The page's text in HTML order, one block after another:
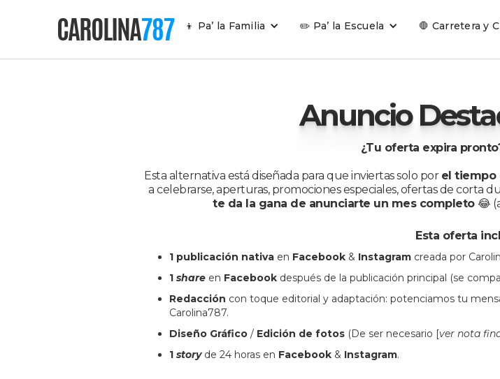
CAROLINA787 👦 Pa’ la Familia ✏️ Pa’ la Escuela 🛑 Carretera y
Anuncio
¿Tu oferta expira
Esta alternativa está diseñada para que inviertas solo por el tiempo
a celebrarse, aperturas, promociones especiales, ofertas de corta
te da la gana de anunciarte un mes completo 😂
Esta oferta
1 publicación nativa en Facebook & Instagram creada por
1 share en Facebook después de la publicación principal (se
Redacción con toque editorial y adaptación: potenciamos tu
Carolina787.
Diseño Gráfico / Edición de fotos (De ser necesario [ver nota
1 storyde 24 horas en Facebook & Instagram.